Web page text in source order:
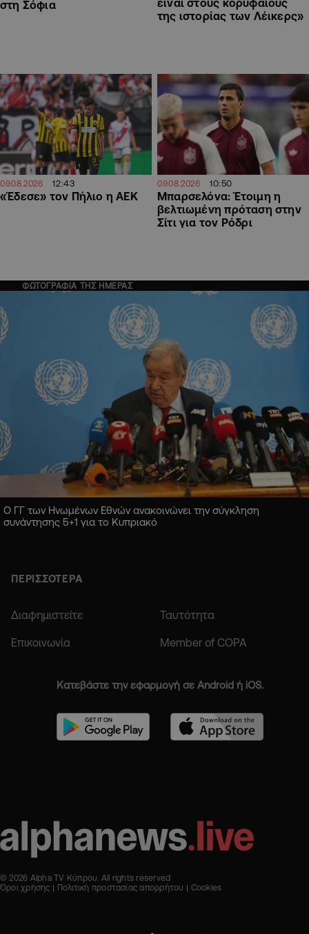
στη Σόφια
είναι στους κορυφαίους
της ιστορίας των Λέικερς»
09.08.2026 12:43
«Έδεσε» τον Πήλιο η ΑΕΚ
09.08.2026 10:50
Μπαρσελόνα: Έτοιμη η
βελτιωμένη πρόταση στην
Σίτι για τον Ρόδρι
ΦΩΤΟΓΡΑΦΙΑ ΤΗΣ ΗΜΕΡΑΣ
Ο ΓΓ των Ηνωμένων Εθνών ανακοινώνει την σύγκληση
συνάντησης 5+1 για το Κυπριακό
ΠΕΡΙΣΣΟΤΕΡΑ
Διαφημιστείτε Ταυτότητα
Επικοινωνία Member of COPA
Κατεβάστε την εφαρμογή σε Android ή iOS.
© 2026 Alpha TV Κύπρου. All rights reserved
Όροι χρήσης
Πολιτική προστασίας απορρήτου Cookies